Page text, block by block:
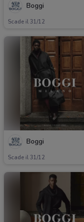
Boggi
Scade il 31/12
Boggi
Scade il 31/12